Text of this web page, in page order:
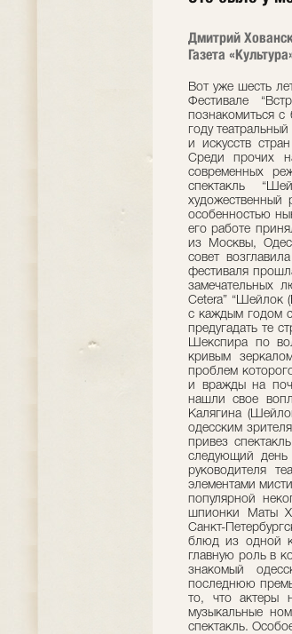
Дмитрий
Газета
Вот уже шесть
Фестивале
познакомиться
году
и искусств
Среди прочих
современных
спектакль
художественный
особенностью
его работе
из Москвы,
совет
фестиваля
замечательных
Cetera” “Шейлок
с каждым годом
предугадать те
Шекспира по
кривым
проблем
и вражды на
нашли свое
Калягина
одесским
привез
следующий день
руководителя
элементами
популярной
шпионки Маты
Санкт-
блюд из одной
главную роль в
знакомый
последнюю
то, что актеры
музыкальные
спектакль.